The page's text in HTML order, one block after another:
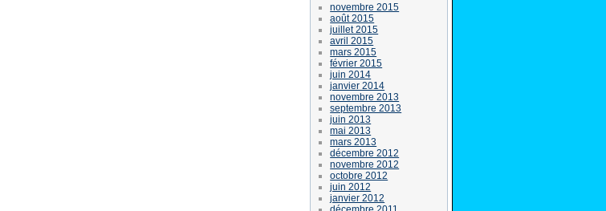
novembre 2015
août 2015
juillet 2015
avril 2015
mars 2015
février 2015
juin 2014
janvier 2014
novembre 2013
septembre 2013
juin 2013
mai 2013
mars 2013
décembre 2012
novembre 2012
octobre 2012
juin 2012
janvier 2012